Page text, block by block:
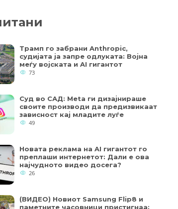
Трамп го забрани Anthropic,
судијата ја запре одлуката: Војна
меѓу војската и AI гигантот
73
Суд во САД: Meta ги дизајнираше
своите производи да предизвикаат
зависност кај младите луѓе
49
Новата реклама на AI гигантот го
преплаши интернетот: Дали е ова
најчудното видео досега?
26
(ВИДЕО) Новиот Samsung Flip8 и
паметните часовници пристигнаа: